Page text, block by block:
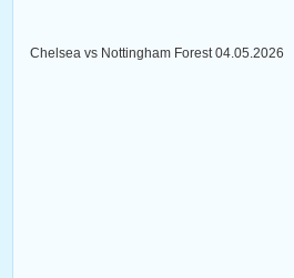
Chelsea vs Nottingham Forest 04.05.2026